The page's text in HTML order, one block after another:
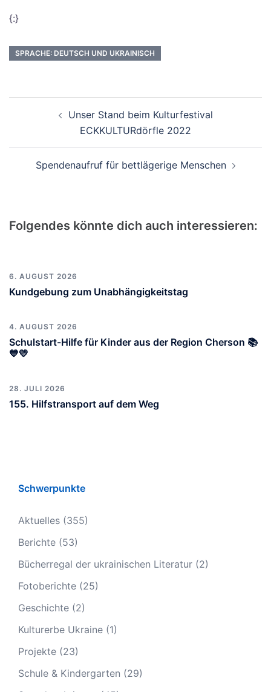
{:}
SPRACHE: DEUTSCH UND UKRAINISCH
Unser Stand beim Kulturfestival
ECKKULTURdörfle 2022
Spendenaufruf für bettlägerige Menschen
Folgendes könnte dich auch interessieren:
6. AUGUST 2026
Kundgebung zum Unabhängigkeitstag
4. AUGUST 2026
Schulstart-Hilfe für Kinder aus der Region Cherson 📚
💙💛
28. JULI 2026
155. Hilfstransport auf dem Weg
Schwerpunkte
Aktuelles (355)
Berichte (53)
Bücherregal der ukrainischen Literatur (2)
Fotoberichte (25)
Geschichte (2)
Kulturerbe Ukraine (1)
Projekte (23)
Schule & Kindergarten (29)